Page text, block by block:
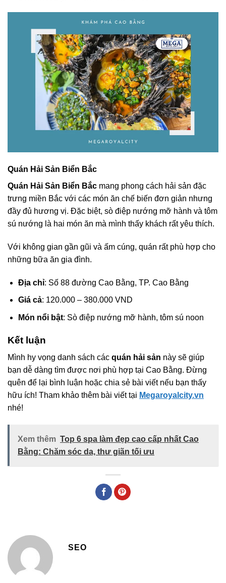
Quán Hải Sản Biển Bắc
Quán Hải Sản Biển Bắc mang phong cách hải sản đặc
trưng miền Bắc với các món ăn chế biến đơn giản nhưng
đầy đủ hương vị. Đặc biệt, sò điệp nướng mỡ hành và tôm
sú nướng là hai món ăn mà mình thấy khách rất yêu thích.
Với không gian gần gũi và ấm cúng, quán rất phù hợp cho
những bữa ăn gia đình.
Địa chỉ: Số 88 đường Cao Bằng, TP. Cao Bằng
Giá cả: 120.000 – 380.000 VND
Món nổi bật: Sò điệp nướng mỡ hành, tôm sú noon
Kết luận
Mình hy vọng danh sách các quán hải sản này sẽ giúp
bạn dễ dàng tìm được nơi phù hợp tại Cao Bằng. Đừng
quên để lại bình luận hoặc chia sẻ bài viết nếu bạn thấy
hữu ích! Tham khảo thêm bài viết tại Megaroyalcity.vn
nhé!
Xem thêm Top 6 spa làm đẹp cao cấp nhất Cao
Bằng: Chăm sóc da, thư giãn tối ưu
SEO